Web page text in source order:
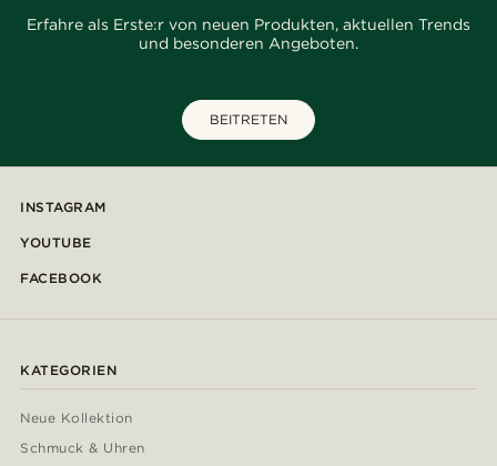
Erfahre als Erste:r von neuen Produkten, aktuellen Trends
und besonderen Angeboten.
BEITRETEN
INSTAGRAM
YOUTUBE
FACEBOOK
KATEGORIEN
Neue Kollektion
Schmuck & Uhren